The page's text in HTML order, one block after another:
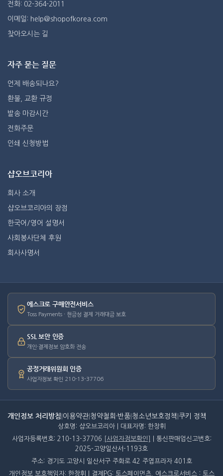
전화: 02-364-2011
이메일: help@shopofkorea.com
찾아오시는 길
자주 묻는 질문
언제 배송되나요?
환불, 교환 규정
발송 마감시간
전화주문
인쇄 신청방법
샵오브코리아
회사 소개
샵오브코리아의 장점
한국어/영어 설명서
사회봉사단체 후원
회사사명서
에스크로 구매안전서비스
Toss Payments · 현금성 결제 거래대금 보호
SSL 보안 인증
개인·결제정보 암호화 전송
공정거래위원회 인증
사업자정보 확인 210-13-37706
개인정보 처리방침 이용약관 청약철회·반품 청소년보호정책 쿠키 정책
상호명: 샵오브코리아 | 대표자명: 한창휘
사업자등록번호: 210-13-37706
[사업자정보확인]
| 통신판매업신고번호:
2025-고양일산서-1193호
주소: 경기도 고양시 일산서구 주화로 42 주엽프라자 401호
개인정보 보호책임자: 한창휘 | 결제PG: 토스페이먼츠, 에스크로서비스 : 토스